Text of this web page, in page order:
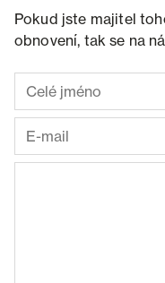
Pokud jste majitel
obnovení, tak se na